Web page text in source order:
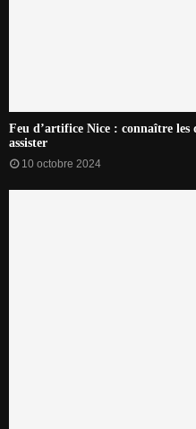
Feu d’artifice Nice : connaître les
assister
10 octobre 2024